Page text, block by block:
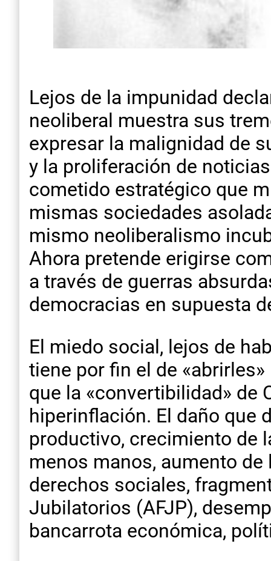
Lejos de la impunidad
neoliberal muestra sus
expresar la malignidad de
y la proliferación de
cometido estratégico que
mismas sociedades
mismo neoliberalismo
Ahora pretende erigirse
a través de guerras
democracias en supuesta
El miedo social, lejos de
tiene por fin el de
que la «convertibilidad» de
hiperinflación. El daño que
productivo, crecimiento de
menos manos, aumento
derechos sociales,
Jubilatorios (AFJP),
bancarrota económica,